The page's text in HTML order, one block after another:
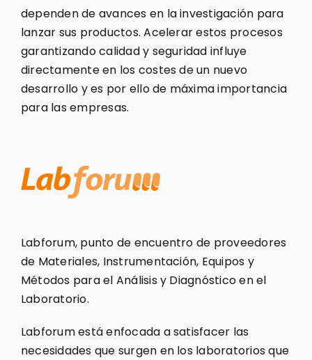
dependen de avances en la investigación para
lanzar sus productos. Acelerar estos procesos
garantizando calidad y seguridad influye
directamente en los costes de un nuevo
desarrollo y es por ello de máxima importancia
para las empresas.
Labforum, punto de encuentro de proveedores
de Materiales, Instrumentación, Equipos y
Métodos para el Análisis y Diagnóstico en el
Laboratorio.
Labforum está enfocada a satisfacer las
necesidades que surgen en los laboratorios que